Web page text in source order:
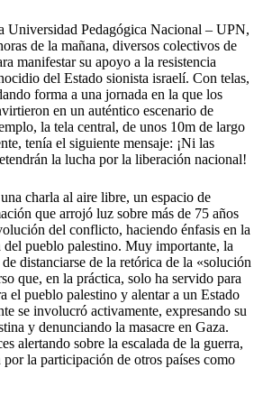
Universidad Pedagógica Nacional – UPN,
de la mañana, diversos colectivos de
manifestar su apoyo a la resistencia
del Estado sionista israelí. Con telas,
forma a una jornada en la que los
en un auténtico escenario de
la tela central, de unos 10m de largo
tenía el siguiente mensaje: ¡Ni las
la lucha por la liberación nacional!
charla al aire libre, un espacio de
que arrojó luz sobre más de 75 años
del conflicto, haciendo énfasis en la
del pueblo palestino. Muy importante, la
distanciarse de la retórica de la «solución
que, en la práctica, solo ha servido para
el pueblo palestino y alentar a un Estado
se involucró activamente, expresando su
y denunciando la masacre en Gaza.
alertando sobre la escalada de la guerra,
la participación de otros países como